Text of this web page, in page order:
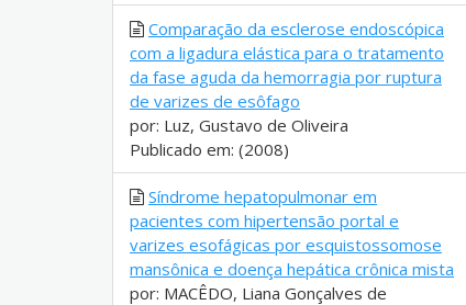
Comparação da esclerose endoscópica
com a ligadura elástica para o tratamento
da fase aguda da hemorragia por ruptura
de varizes de esôfago
por: Luz, Gustavo de Oliveira
Publicado em: (2008)
Síndrome hepatopulmonar em
pacientes com hipertensão portal e
varizes esofágicas por esquistossomose
mansônica e doença hepática crônica mista
por: MACÊDO, Liana Gonçalves de